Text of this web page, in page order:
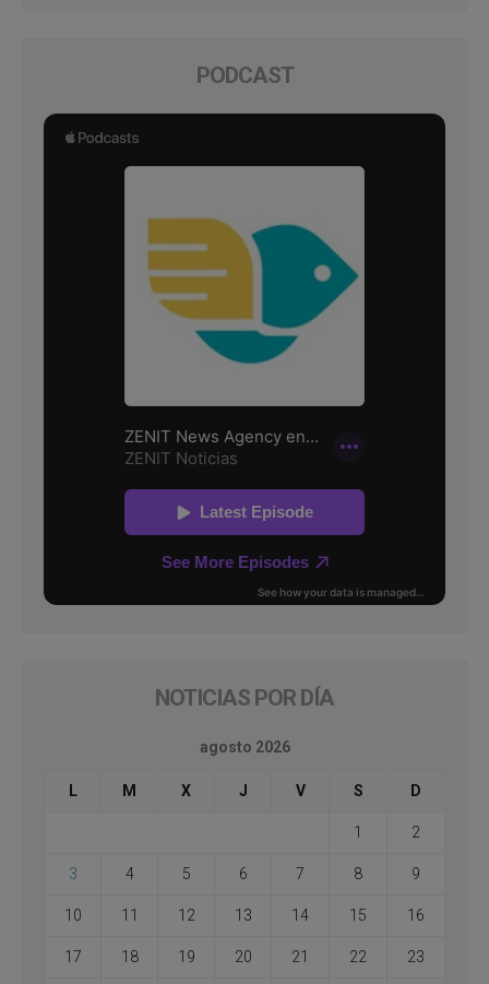
PODCAST
NOTICIAS POR DÍA
agosto 2026
L M X J V S D
1 2
3 4 5 6 7 8 9
10 11 12 13 14 15 16
17 18 19 20 21 22 23